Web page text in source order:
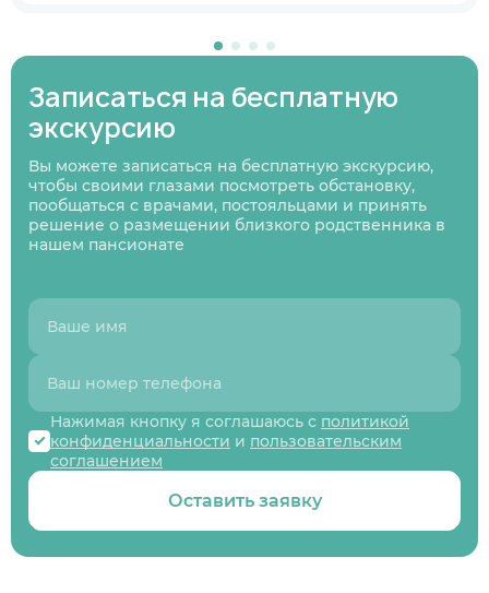
Записаться на бесплатную
экскурсию
Вы можете записаться на бесплатную экскурсию,
чтобы своими глазами посмотреть обстановку,
пообщаться с врачами, постояльцами и принять
решение о размещении близкого родственника в
нашем пансионате
Нажимая кнопку я соглашаюсь с политикой
конфиденциальности и пользовательским
соглашением
Оставить заявку
Узнаю информацию на будущее
Предыдущий вопрос
Следующий вопрос
01
Нажимая кнопку я соглашаюсь
конфиденциальностии пользовательским
соглашением
Оставить заявку
Нажимая кнопку я соглашаюсь
с политикой
конфиденциальности
соглашением
Перезвоните мне
Нажимая кнопку я соглашаюсь
и пользовательским
соглашением
Записаться
Нажимая кнопку я соглашаюсь
и пользовательским
соглашением
Записаться